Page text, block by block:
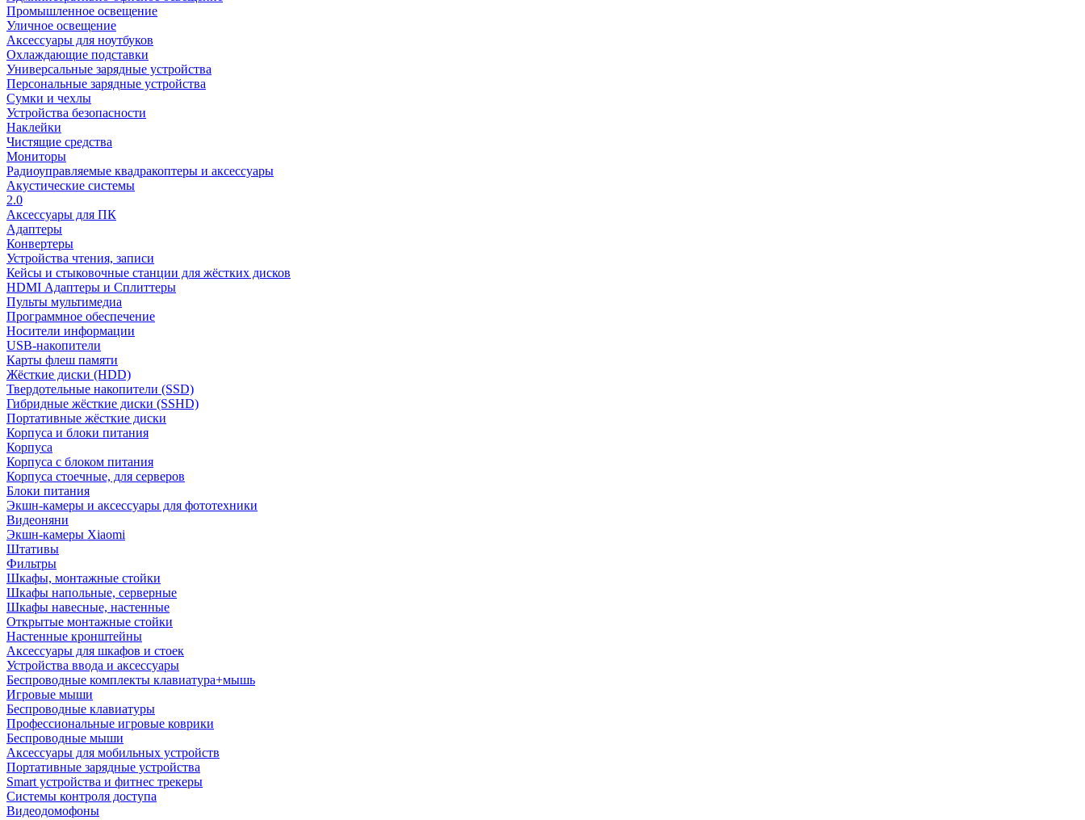
Промышленное освещение
Уличное освещение
Аксессуары для ноутбуков
Охлаждающие подставки
Универсальные зарядные устройства
Персональные зарядные устройства
Сумки и чехлы
Устройства безопасности
Наклейки
Чистящие средства
Мониторы
Радиоуправляемые квадракоптеры и аксессуары
Акустические системы
2.0
Аксессуары для ПК
Адаптеры
Конвертеры
Устройства чтения, записи
Кейсы и стыковочные станции для жёстких дисков
HDMI Адаптеры и Сплиттеры
Пульты мультимедиа
Программное обеспечение
Носители информации
USB-накопители
Карты флеш памяти
Жёсткие диски (HDD)
Твердотельные накопители (SSD)
Гибридные жёсткие диски (SSHD)
Портативные жёсткие диски
Корпуса и блоки питания
Корпуса
Корпуса с блоком питания
Корпуса стоечные, для серверов
Блоки питания
Экшн-камеры и аксессуары для фототехники
Видеоняни
Экшн-камеры Xiaomi
Штативы
Фильтры
Шкафы, монтажные стойки
Шкафы напольные, серверные
Шкафы навесные, настенные
Открытые монтажные стойки
Настенные кронштейны
Аксессуары для шкафов и стоек
Устройства ввода и аксессуары
Беспроводные комплекты клавиатура+мышь
Игровые мыши
Беспроводные клавиатуры
Профессиональные игровые коврики
Беспроводные мыши
Аксессуары для мобильных устройств
Портативные зарядные устройства
Smart устройства и фитнес трекеры
Системы контроля доступа
Видеодомофоны